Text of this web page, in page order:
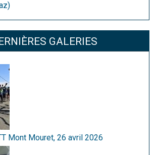
GALERIES
Mont Mouret, 26 avril 2026